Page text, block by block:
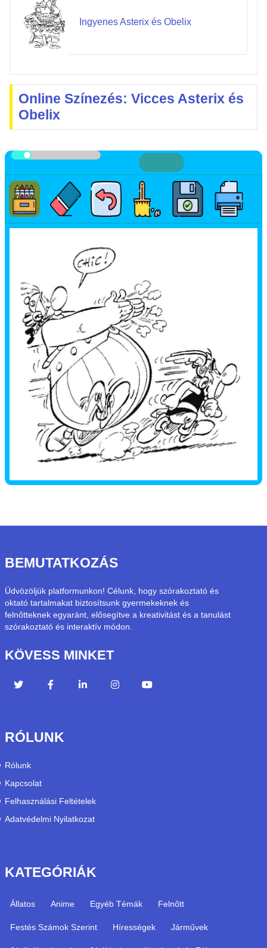
Ingyenes Asterix és Obelix
Online Színezés: Vicces Asterix és
Obelix
BEMUTATKOZÁS
Üdvözöljük platformunkon! Célunk, hogy szórakoztató és
oktató tartalmakat biztosítsunk gyermekeknek és
felnőtteknek egyaránt, elősegítve a kreativitást és a tanulást
szórakoztató és interaktív módon.
KÖVESS MINKET
RÓLUNK
Rólunk
Kapcsolat
Felhasználási Feltételek
Adatvédelmi Nyilatkozat
KATEGÓRIÁK
Állatos Anime Egyéb Témák Felnőtt
Festés Számok Szerint Hírességek Járművek